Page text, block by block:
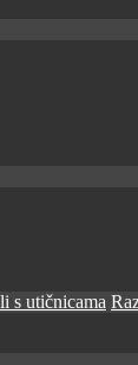
s utičnicama